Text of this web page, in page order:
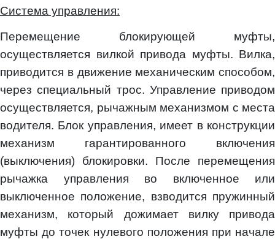
Система управления:
Перемещение блокирующей муфты,
осуществляется вилкой привода муфты. Вилка,
приводится в движение механическим способом,
через специальный трос. Управление приводом
осуществляется, рычажным механизмом с места
водителя. Блок управления, имеет в конструкции
механизм гарантированного включения
(выключения) блокировки. После перемещения
рычажка управления во включенное или
выключенное положение, взводится пружинный
механизм, который дожимает вилку привода
муфты до точек нулевого положения при начале